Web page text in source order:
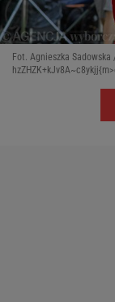
Fot. Agnieszka